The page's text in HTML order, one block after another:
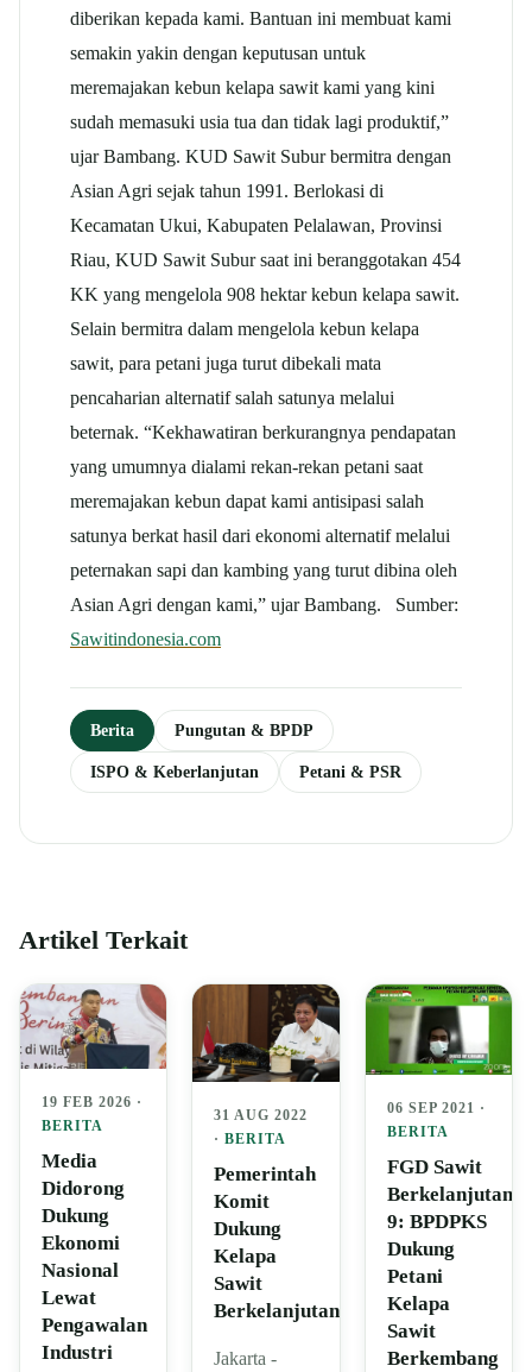
diberikan kepada kami. Bantuan ini membuat kami
semakin yakin dengan keputusan untuk
meremajakan kebun kelapa sawit kami yang kini
sudah memasuki usia tua dan tidak lagi produktif,”
ujar Bambang. KUD Sawit Subur bermitra dengan
Asian Agri sejak tahun 1991. Berlokasi di
Kecamatan Ukui, Kabupaten Pelalawan, Provinsi
Riau, KUD Sawit Subur saat ini beranggotakan 454
KK yang mengelola 908 hektar kebun kelapa sawit.
Selain bermitra dalam mengelola kebun kelapa
sawit, para petani juga turut dibekali mata
pencaharian alternatif salah satunya melalui
beternak. “Kekhawatiran berkurangnya pendapatan
yang umumnya dialami rekan-rekan petani saat
meremajakan kebun dapat kami antisipasi salah
satunya berkat hasil dari ekonomi alternatif melalui
peternakan sapi dan kambing yang turut dibina oleh
Asian Agri dengan kami,” ujar Bambang. Sumber:
Sawitindonesia.com
Berita Pungutan & BPDP
ISPO & Keberlanjutan Petani & PSR
Artikel Terkait
19 FEB 2026 ·
BERITA
Media
Didorong
Dukung
Ekonomi
Nasional
Lewat
Pengawalan
Industri
31 AUG 2022
·BERITA
Pemerintah
Komit
Dukung
Kelapa
Sawit
Berkelanjutan
Jakarta -
06 SEP 2021 ·
BERITA
FGD Sawit
Berkelanjutan
9: BPDPKS
Dukung
Petani
Kelapa
Sawit
Berkembang